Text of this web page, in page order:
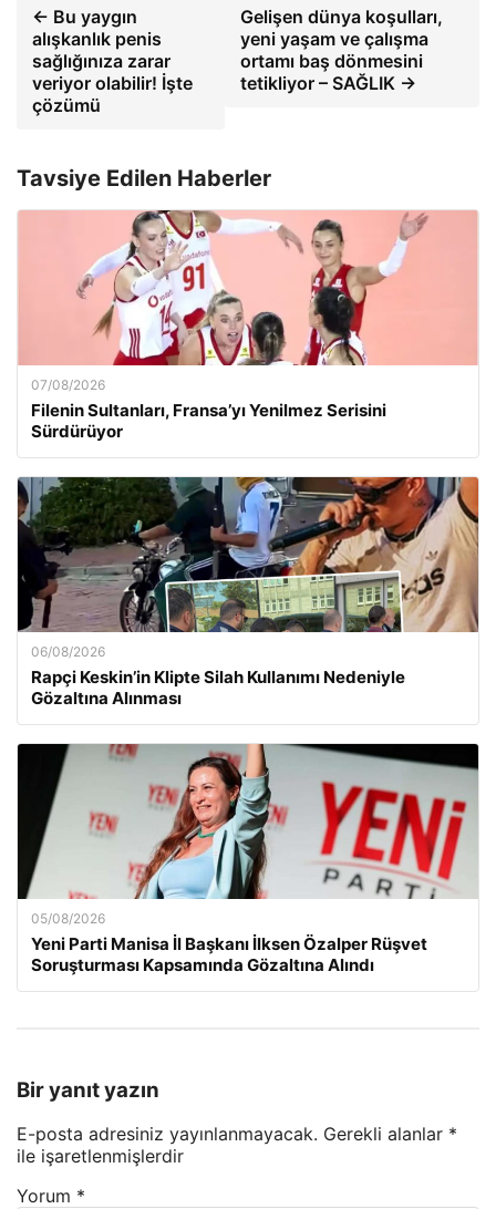
← Bu yaygın
alışkanlık penis
sağlığınıza zarar
veriyor olabilir! İşte
çözümü
Gelişen dünya koşulları,
yeni yaşam ve çalışma
ortamı baş dönmesini
tetikliyor – SAĞLIK →
Tavsiye Edilen Haberler
07/08/2026
Filenin Sultanları, Fransa’yı Yenilmez Serisini
Sürdürüyor
06/08/2026
Rapçi Keskin’in Klipte Silah Kullanımı Nedeniyle
Gözaltına Alınması
05/08/2026
Yeni Parti Manisa İl Başkanı İlksen Özalper Rüşvet
Soruşturması Kapsamında Gözaltına Alındı
Bir yanıt yazın
E-posta adresiniz yayınlanmayacak. Gerekli alanlar *
ile işaretlenmişlerdir
Yorum *